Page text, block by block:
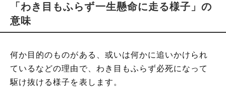
「わき目もふらず一生懸命に走る様子」の
意味
何か目的のものがある、或いは何かに追いかけられ
ているなどの理由で、わき目もふらず必死になって
駆け抜ける様子を表します。